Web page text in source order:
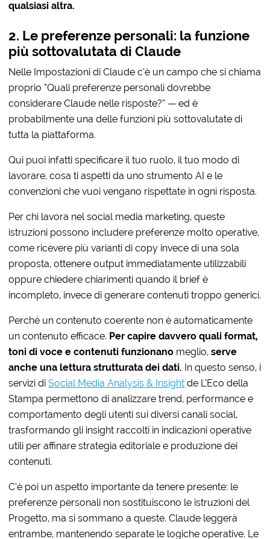
qualsiasi altra.
2. Le preferenze personali: la funzione
più sottovalutata di Claude
Nelle Impostazioni di Claude c’è un campo che si chiama
proprio “Quali preferenze personali dovrebbe
considerare Claude nelle risposte?” — ed è
probabilmente una delle funzioni più sottovalutate di
tutta la piattaforma.
Qui puoi infatti specificare il tuo ruolo, il tuo modo di
lavorare, cosa ti aspetti da uno strumento AI e le
convenzioni che vuoi vengano rispettate in ogni risposta.
Per chi lavora nel social media marketing, queste
istruzioni possono includere preferenze molto operative,
come ricevere più varianti di copy invece di una sola
proposta, ottenere output immediatamente utilizzabili
oppure chiedere chiarimenti quando il brief è
incompleto, invece di generare contenuti troppo generici.
Perché un contenuto coerente non è automaticamente
un contenuto efficace. Per capire davvero quali format,
toni di voce e contenuti funzionano meglio,serve
anche una lettura strutturata dei dati. In questo senso, i
servizi diSocial Media Analysis & Insight de L’Eco della
Stampa permettono di analizzare trend, performance e
comportamento degli utenti sui diversi canali social,
trasformando gli insight raccolti in indicazioni operative
utili per affinare strategia editoriale e produzione dei
contenuti.
C’è poi un aspetto importante da tenere presente: le
preferenze personali non sostituiscono le istruzioni del
Progetto, ma si sommano a queste. Claude leggerà
entrambe, mantenendo separate le logiche operative. Le